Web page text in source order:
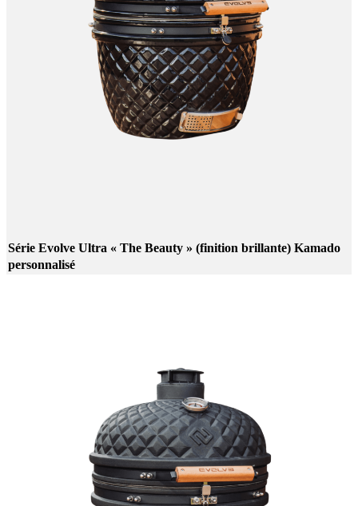
Série Evolve Ultra « The Beauty » (finition brillante) Kamado
personnalisé